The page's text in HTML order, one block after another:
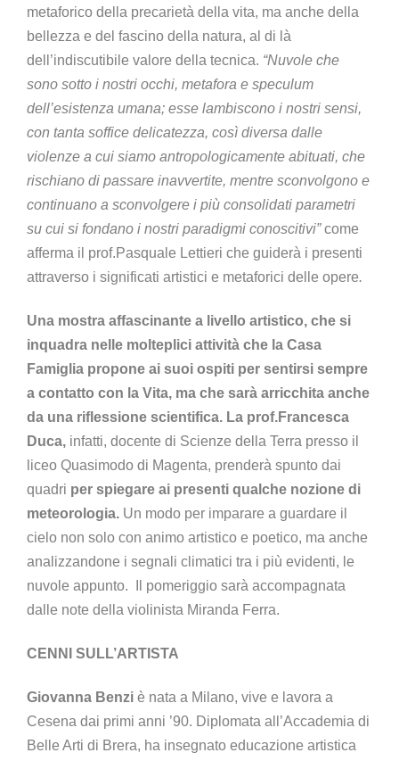
metaforico della precarietà della vita, ma anche della
bellezza e del fascino della natura, al di là
dell’indiscutibile valore della tecnica. “Nuvole che
sono sotto i nostri occhi, metafora e speculum
dell’esistenza umana; esse lambiscono i nostri sensi,
con tanta soffice delicatezza, così diversa dalle
violenze a cui siamo antropologicamente abituati, che
rischiano di passare inavvertite, mentre sconvolgono e
continuano a sconvolgere i più consolidati parametri
su cui si fondano i nostri paradigmi conoscitivi”come
afferma il prof.Pasquale Lettieri che guiderà i presenti
attraverso i significati artistici e metaforici delle opere.
Una mostra affascinante a livello artistico, che si
inquadra nelle molteplici attività che la Casa
Famiglia propone ai suoi ospiti per sentirsi sempre
a contatto con la Vita, ma che sarà arricchita anche
da una riflessione scientifica. La prof.Francesca
Duca, infatti, docente di Scienze della Terra presso il
liceo Quasimodo di Magenta, prenderà spunto dai
quadri per spiegare ai presenti qualche nozione di
meteorologia. Un modo per imparare a guardare il
cielo non solo con animo artistico e poetico, ma anche
analizzandone i segnali climatici tra i più evidenti, le
nuvole appunto. Il pomeriggio sarà accompagnata
dalle note della violinista Miranda Ferra.
CENNI SULL’ARTISTA
Giovanna Benzi è nata a Milano, vive e lavora a
Cesena dai primi anni ’90. Diplomata all’Accademia di
Belle Arti di Brera, ha insegnato educazione artistica